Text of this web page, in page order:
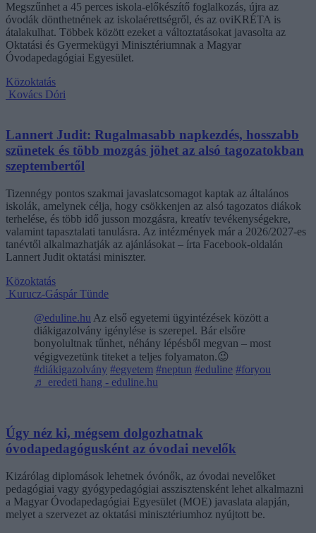
Megszűnhet a 45 perces iskola-előkészítő foglalkozás, újra az
óvodák dönthetnének az iskolaérettségről, és az oviKRÉTA is
átalakulhat. Többek között ezeket a változtatásokat javasolta az
Oktatási és Gyermekügyi Minisztériumnak a Magyar
Óvodapedagógiai Egyesület.
Közoktatás
Kovács Dóri
Lannert Judit: Rugalmasabb napkezdés, hosszabb
szünetek és több mozgás jöhet az alsó tagozatokban
szeptembertől
Tizennégy pontos szakmai javaslatcsomagot kaptak az általános
iskolák, amelynek célja, hogy csökkenjen az alsó tagozatos diákok
terhelése, és több idő jusson mozgásra, kreatív tevékenységekre,
valamint tapasztalati tanulásra. Az intézmények már a 2026/2027-es
tanévtől alkalmazhatják az ajánlásokat – írta Facebook-oldalán
Lannert Judit oktatási miniszter.
Közoktatás
Kurucz-Gáspár Tünde
@eduline.hu Az első egyetemi ügyintézések között a
diákigazolvány igénylése is szerepel. Bár elsőre
bonyolultnak tűnhet, néhány lépésből megvan – most
végigvezetünk titeket a teljes folyamaton.😉
#diákigazolvány #egyetem #neptun #eduline #foryou
♬ eredeti hang - eduline.hu
Úgy néz ki, mégsem dolgozhatnak
óvodapedagógusként az óvodai nevelők
Kizárólag diplomások lehetnek óvónők, az óvodai nevelőket
pedagógiai vagy gyógypedagógiai asszisztensként lehet alkalmazni
a Magyar Óvodapedagógiai Egyesület (MOE) javaslata alapján,
melyet a szervezet az oktatási minisztériumhoz nyújtott be.